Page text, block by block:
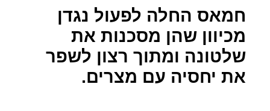
חמאס החלה לפעול נגדן
מכיוון שהן מסכנות את
שלטונה ומתוך רצון לשפר
את יחסיה עם מצרים.